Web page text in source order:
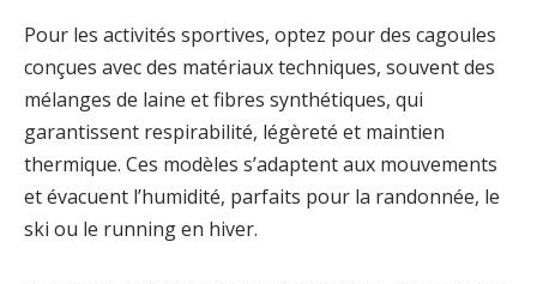
Pour les activités sportives, optez pour des cagoules
conçues avec des matériaux techniques, souvent des
mélanges de laine et fibres synthétiques, qui
garantissent respirabilité, légèreté et maintien
thermique. Ces modèles s’adaptent aux mouvements
et évacuent l’humidité, parfaits pour la randonnée, le
ski ou le running en hiver.